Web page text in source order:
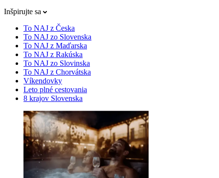
Inšpirujte sa
To NAJ z Česka
To NAJ zo Slovenska
To NAJ z Maďarska
To NAJ z Rakúska
To NAJ zo Slovinska
To NAJ z Chorvátska
Víkendovky
Leto plné cestovania
8 krajov Slovenska